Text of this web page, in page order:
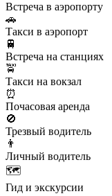
Встреча в аэропорту
🚗
Такси в аэропорт
🚆
Встреча на станциях
🚖
Такси на вокзал
⏰
Почасовая аренда
🚫
Трезвый водитель
👨
Личный водитель
🗺️
Гид и экскурсии